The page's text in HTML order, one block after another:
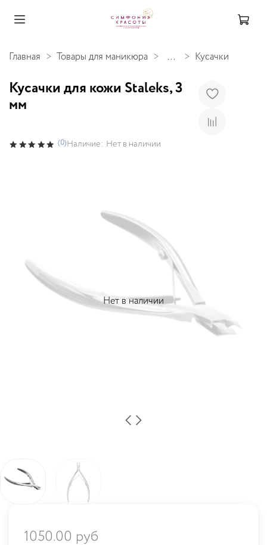
Главная Товары для маникюра ... Кусачки
Нет в наличии
Кусачки для кожи Staleks, 3
мм
(0)Наличие: Нет в наличии
1050.00 руб